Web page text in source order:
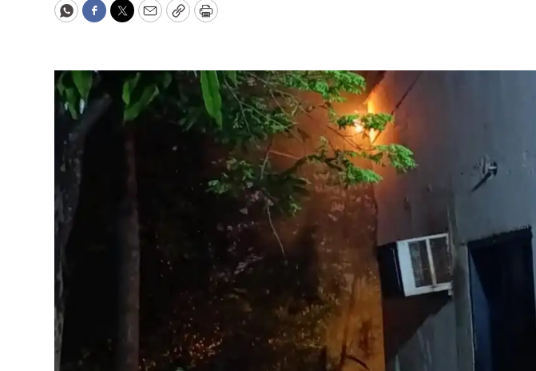
WhatsApp
Facebook
Twitter
EmailCopyPrint